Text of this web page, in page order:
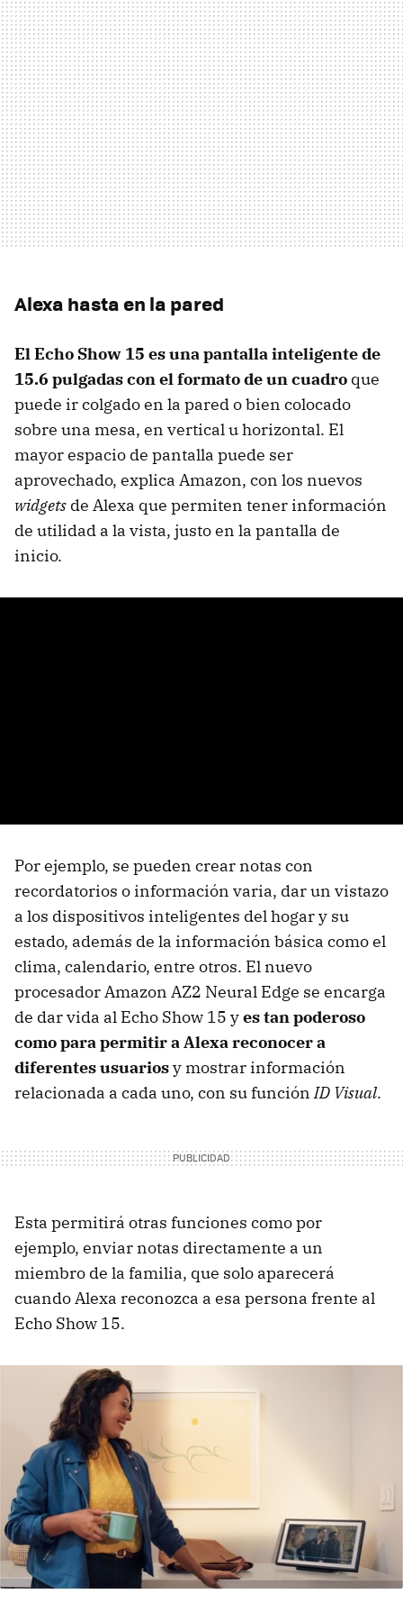
Alexa hasta en la pared
El Echo Show 15 es una pantalla inteligente de
15.6 pulgadas con el formato de un cuadro que
puede ir colgado en la pared o bien colocado
sobre una mesa, en vertical u horizontal. El
mayor espacio de pantalla puede ser
aprovechado, explica Amazon, con los nuevos
widgets de Alexa que permiten tener información
de utilidad a la vista, justo en la pantalla de
inicio.
Por ejemplo, se pueden crear notas con
recordatorios o información varia, dar un vistazo
a los dispositivos inteligentes del hogar y su
estado, además de la información básica como el
clima, calendario, entre otros. El nuevo
procesador Amazon AZ2 Neural Edge se encarga
de dar vida al Echo Show 15 yes tan poderoso
como para permitir a Alexa reconocer a
diferentes usuariosy mostrar información
relacionada a cada uno, con su funciónID Visual.
Esta permitirá otras funciones como por
ejemplo, enviar notas directamente a un
miembro de la familia, que solo aparecerá
cuando Alexa reconozca a esa persona frente al
Echo Show 15.